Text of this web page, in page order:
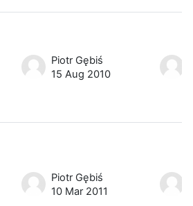
Piotr Gębiś
15 Aug 2010
Piotr Gębiś
10 Mar 2011